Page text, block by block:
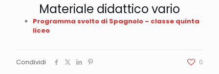
Materiale didattico vario
Programma svolto di Spagnolo – classe quinta
liceo
Condividi 0